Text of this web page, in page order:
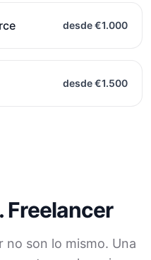
desde €1.000
desde €1.500
Freelancer
no son lo mismo. Una